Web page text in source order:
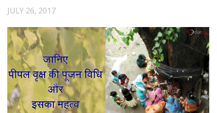
JULY 26, 2017